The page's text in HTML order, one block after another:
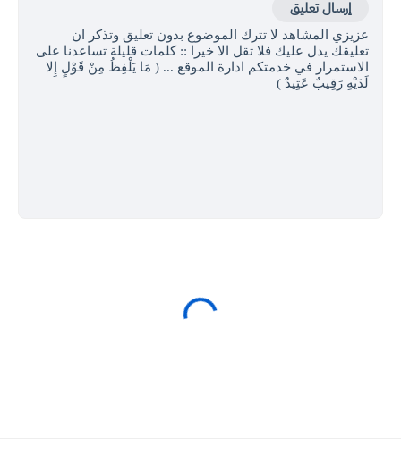
إرسال تعليق
عزيزي المشاهد لا تترك الموضوع بدون تعليق وتذكر ان
تعليقك يدل عليك فلا تقل الا خيرا :: كلمات قليلة تساعدنا على
الاستمرار في خدمتكم ادارة الموقع ... ( مَا يَلْفِظُ مِنْ قَوْلٍ إِلا
لَدَيْهِ رَقِيبٌ عَتِيدٌ )